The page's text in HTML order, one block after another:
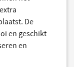
De
en geschikt
en